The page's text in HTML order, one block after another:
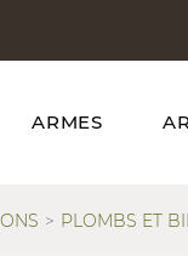
ARMES
PLOMBS ET